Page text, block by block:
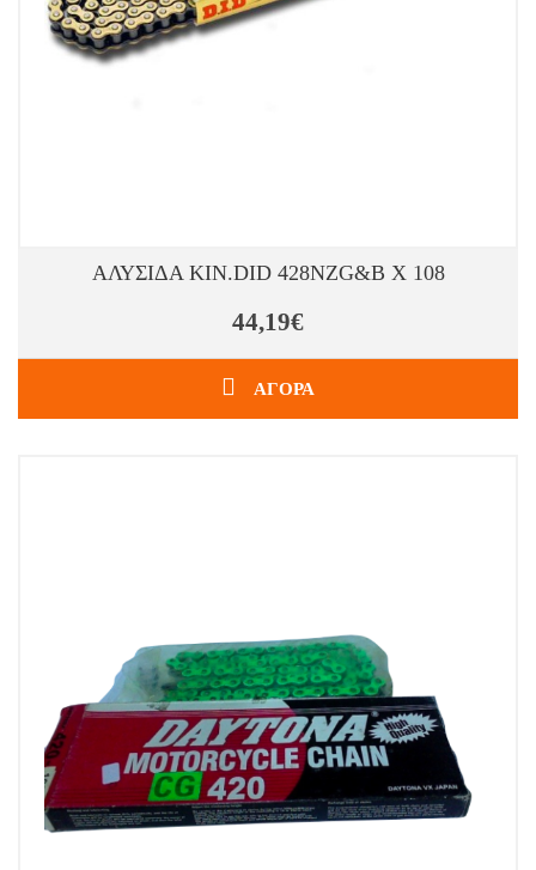
ΑΛΥΣΙΔΑ ΚΙΝ.DID 428NZG&B X 108
44,19€
ΑΓΟΡΑ